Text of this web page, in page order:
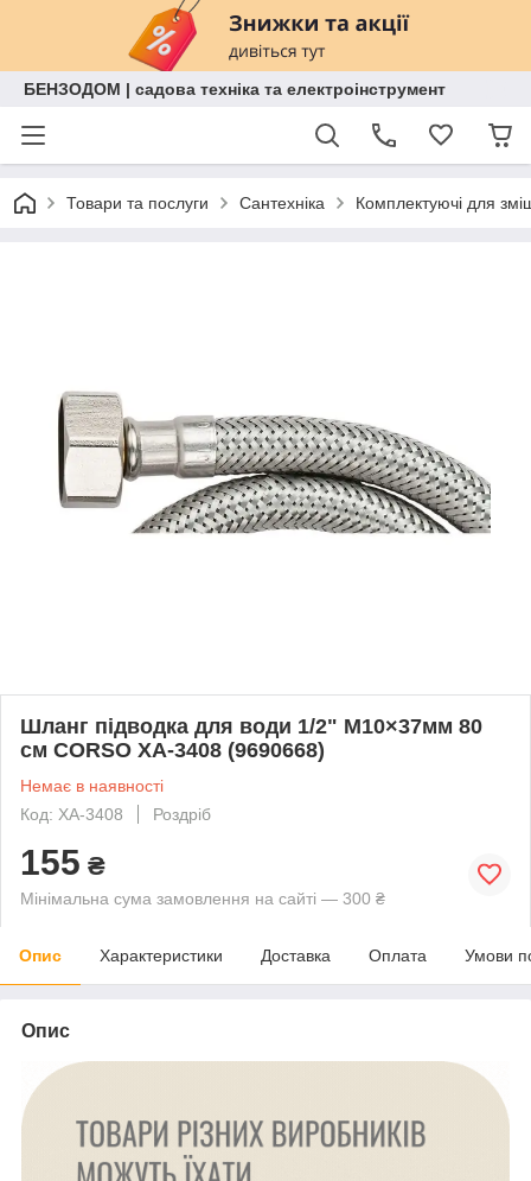
БЕНЗОДОМ | садова техніка та електроінструмент
Товари та послуги Сантехніка Комплектуючі для
Шланг підводка для води 1/2" М10×37мм 80
см CORSO XA-3408 (9690668)
Немає в наявності
Код: XA-3408
Роздріб
155 ₴
Мінімальна сума замовлення на сайті — 300 ₴
Опис Характеристики Доставка Оплата Умови
Опис